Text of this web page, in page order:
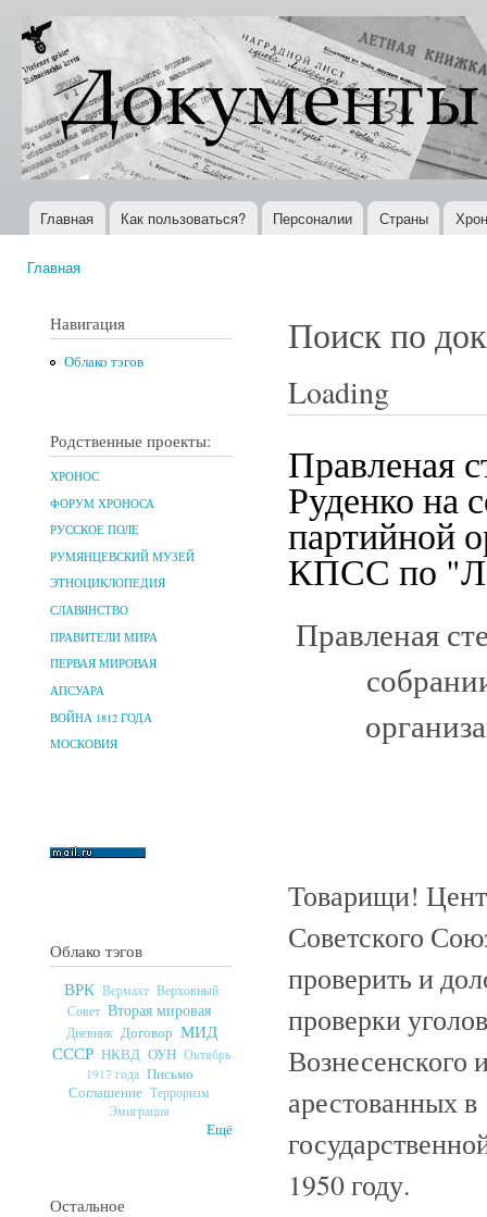
Документы
XX века
Всемирная
история в
Интернете
Главное меню
Главная Как пользоваться? Персоналии Страны
Главная
Навигация
Облако тэгов
Родственные проекты:
ХРОНОС
ФОРУМ ХРОНОСА
РУССКОЕ ПОЛЕ
РУМЯНЦЕВСКИЙ МУЗЕЙ
ЭТНОЦИКЛОПЕДИЯ
СЛАВЯНСТВО
ПРАВИТЕЛИ МИРА
ПЕРВАЯ МИРОВАЯ
АПСУАРА
ВОЙНА 1812 ГОДА
МОСКОВИЯ
Облако тэгов
ВРК Вермахт Верховный
Совет Вторая мировая
Дневник Договор МИД
СССР НКВД ОУН Октябрь
1917 года Письмо
Соглашение Терроризм
Эмиграция
Ещё
Остальное
Поиск по
Loading
Правленая
Руденко на
партийной
КПСС по
Правленая
Товарищи!
Советского
проверить и
проверки
Вознесенского
арестованных
1950 году.